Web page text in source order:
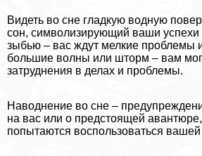
Видеть во сне гладкую водную
сон, символизирующий ваши успехи
зыбью – вас ждут мелкие проблемы
большие волны или шторм – вам
затруднения в делах и проблемы.
Наводнение во сне –
на вас или о предстоящей
попытаются воспользоваться